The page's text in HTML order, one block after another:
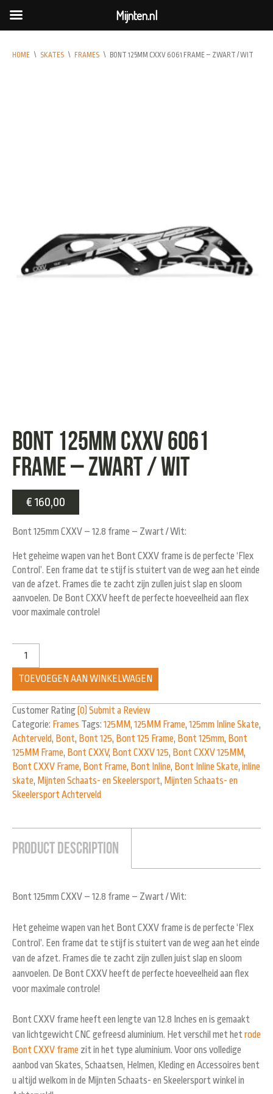
HOME \ SKATES \ FRAMES \ BONT 125MM CXXV 6061 FRAME – ZWART / WIT
Bont 125MM CXXV 6061
Frame – Zwart / Wit
€ 160,00
Bont 125mm CXXV – 12.8 frame – Zwart / Wit:
Het geheime wapen van het Bont CXXV frame is de perfecte ‘Flex
Control’. Een frame dat te stijf is stuitert van de weg aan het einde
van de afzet. Frames die te zacht zijn zullen juist slap en sloom
aanvoelen. De Bont CXXV heeft de perfecte hoeveelheid aan flex
voor maximale controle!
TOEVOEGEN AAN WINKELWAGEN
Customer Rating(0) Submit a Review
Categorie: Frames Tags: 125MM, 125MM Frame, 125mm Inline Skate,
Achterveld, Bont, Bont 125, Bont 125 Frame, Bont 125mm, Bont
125MM Frame, Bont CXXV, Bont CXXV 125, Bont CXXV 125MM,
Bont CXXV Frame, Bont Frame, Bont Inline, Bont Inline Skate, inline
skate, Mijnten Schaats- en Skeelersport, Mijnten Schaats- en
Skeelersport Achterveld
Product Description
Bont 125mm CXXV – 12.8 frame – Zwart / Wit:
Het geheime wapen van het Bont CXXV frame is de perfecte ‘Flex
Control’. Een frame dat te stijf is stuitert van de weg aan het einde
van de afzet. Frames die te zacht zijn zullen juist slap en sloom
aanvoelen. De Bont CXXV heeft de perfecte hoeveelheid aan flex
voor maximale controle!
Bont CXXV frame heeft een lengte van 12.8 Inches en is gemaakt
van lichtgewicht CNC gefreesd aluminium. Het verschil met hetrode
Bont CXXV frame zit in het type aluminium. Voor ons volledige
aanbod van Skates, Schaatsen, Helmen, Kleding en Accessoires bent
u altijd welkom in de Mijnten Schaats- en Skeelersport winkel in
Mijnten.nl